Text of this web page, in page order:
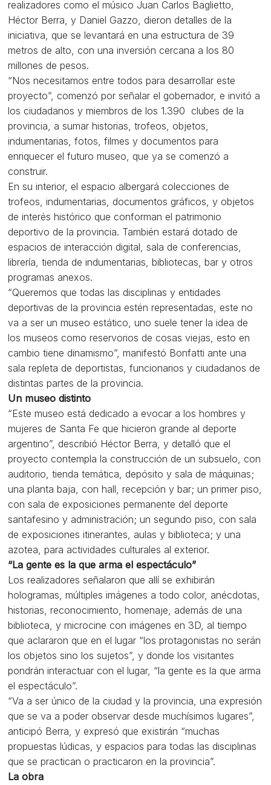
realizadores como el músico Juan Carlos Baglietto,
Héctor Berra, y Daniel Gazzo, dieron detalles de la
iniciativa, que se levantará en una estructura de 39
metros de alto, con una inversión cercana a los 80
millones de pesos.
“Nos necesitamos entre todos para desarrollar este
proyecto”, comenzó por señalar el gobernador, e invitó a
los ciudadanos y miembros de los 1.390 clubes de la
provincia, a sumar historias, trofeos, objetos,
indumentarias, fotos, filmes y documentos para
enriquecer el futuro museo, que ya se comenzó a
construir.
En su interior, el espacio albergará colecciones de
trofeos, indumentarias, documentos gráficos, y objetos
de interés histórico que conforman el patrimonio
deportivo de la provincia. También estará dotado de
espacios de interacción digital, sala de conferencias,
librería, tienda de indumentarias, bibliotecas, bar y otros
programas anexos.
“Queremos que todas las disciplinas y entidades
deportivas de la provincia estén representadas, este no
va a ser un museo estático, uno suele tener la idea de
los museos como reservorios de cosas viejas, esto en
cambio tiene dinamismo”, manifestó Bonfatti ante una
sala repleta de deportistas, funcionarios y ciudadanos de
distintas partes de la provincia.
Un museo distinto
“Este museo está dedicado a evocar a los hombres y
mujeres de Santa Fe que hicieron grande al deporte
argentino”, describió Héctor Berra, y detalló que el
proyecto contempla la construcción de un subsuelo, con
auditorio, tienda temática, depósito y sala de máquinas;
una planta baja, con hall, recepción y bar; un primer piso,
con sala de exposiciones permanente del deporte
santafesino y administración; un segundo piso, con sala
de exposiciones itinerantes, aulas y biblioteca; y una
azotea, para actividades culturales al exterior.
“La gente es la que arma el espectáculo”
Los realizadores señalaron que allí se exhibirán
hologramas, múltiples imágenes a todo color, anécdotas,
historias, reconocimiento, homenaje, además de una
biblioteca, y microcine con imágenes en 3D, al tiempo
que aclararon que en el lugar “los protagonistas no serán
los objetos sino los sujetos”, y donde los visitantes
pondrán interactuar con el lugar, “la gente es la que arma
el espectáculo”.
“Va a ser único de la ciudad y la provincia, una expresión
que se va a poder observar desde muchísimos lugares”,
anticipó Berra, y expresó que existirán “muchas
propuestas lúdicas, y espacios para todas las disciplinas
que se practican o practicaron en la provincia”.
La obra